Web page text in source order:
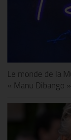
Le monde de la
« Manu Dibango